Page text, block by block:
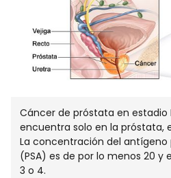
Cáncer de próstata en estadio
encuentra solo en la próstata,
La concentración del
(PSA) es de por lo menos 20 y
3 o 4.